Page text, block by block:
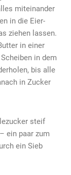
miteinander
in die Eier-
ziehen lassen.
in einer
in dem
bis alle
in Zucker
steif
ein paar zum
ein Sieb